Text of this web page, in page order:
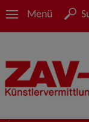
Menü